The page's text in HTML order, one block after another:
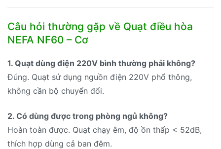
Câu hỏi thường gặp về Quạt điều hòa
NEFA NF60 – Cơ
1. Quạt dùng điện 220V bình thường phải không?
Đúng. Quạt sử dụng nguồn điện 220V phổ thông,
không cần bộ chuyển đổi.
2. Có dùng được trong phòng ngủ không?
Hoàn toàn được. Quạt chạy êm, độ ồn thấp < 52dB,
thích hợp dùng cả ban đêm.